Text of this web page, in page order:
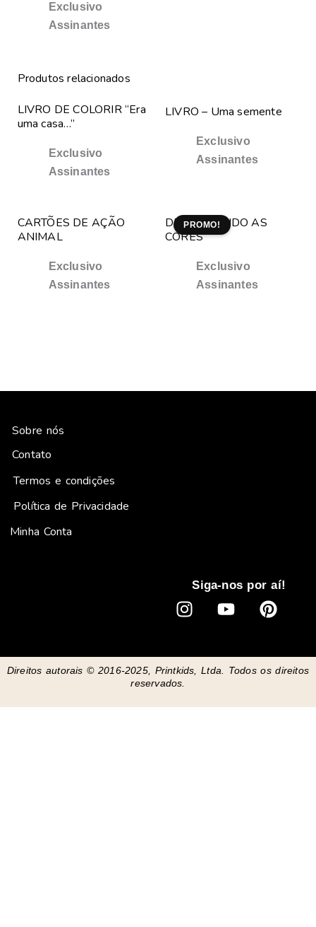
Exclusivo
Assinantes
Produtos relacionados
LIVRO DE COLORIR “Era
uma casa…”
Exclusivo
Assinantes
LIVRO – Uma semente
Exclusivo
Assinantes
CARTÕES DE AÇÃO
ANIMAL
Exclusivo
Assinantes
PROMO!
DESCOBRINDO AS
CORES
Exclusivo
Assinantes
Sobre nós
Contato
Termos e condições
Política de Privacidade
Minha Conta
Siga-nos por aí!
I
t
a
Y
t
u
P
t
e
Direitos autorais © 2016-2025, Printkids, Ltda. Todos os direitos
reservados.